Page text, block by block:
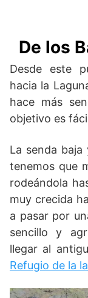
De los
Desde este
hacia la
hace más
objetivo es
La senda
tenemos que
rodeándola
muy crecida
a pasar por
sencillo y
llegar al
Refugio de la